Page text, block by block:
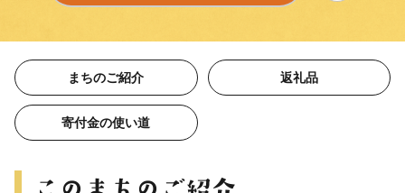
まちのご紹介 返礼品
寄付金の使い道